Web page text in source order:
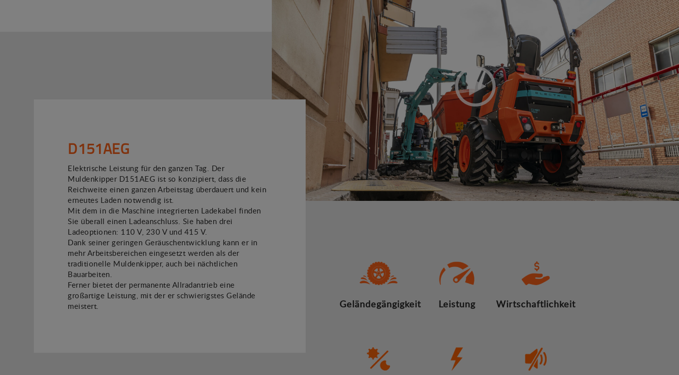
D151AEG
Elektrische Leistung für den ganzen Tag. Der
Muldenkipper D151AEG ist so konzipiert, dass die
Reichweite einen ganzen Arbeitstag überdauert und kein
erneutes Laden notwendig ist.
Mit dem in die Maschine integrierten Ladekabel finden
Sie überall einen Ladeanschluss. Sie haben drei
Ladeoptionen: 110 V, 230 V und 415 V.
Dank seiner geringen Geräuschentwicklung kann er in
mehr Arbeitsbereichen eingesetzt werden als der
traditionelle Muldenkipper, auch bei nächtlichen
Bauarbeiten.
Ferner bietet der permanente Allradantrieb eine
großartige Leistung, mit der er schwierigstes Gelände
meistert.
Geländegängigkeit Leistung Wirtschaftlichkeit